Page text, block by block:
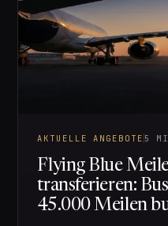
AKTUELLE ANGEBOTE 5
Flying Blue
transferieren:
45.000 Meilen